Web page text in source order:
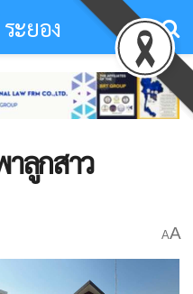
ะยอง
าลูกสาว
AA